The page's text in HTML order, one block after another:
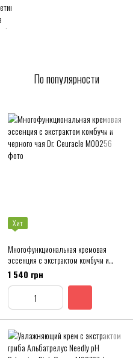
По популярности
Хит
Многофункциональная кремовая
эссенция с экстрактом комбучи и
черного чая Dr. Ceuracle
1 540 грн